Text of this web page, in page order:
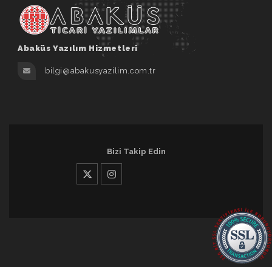
Abaküs Yazılım Hizmetleri
bilgi@abakusyazilim.com.tr
Bizi Takip Edin